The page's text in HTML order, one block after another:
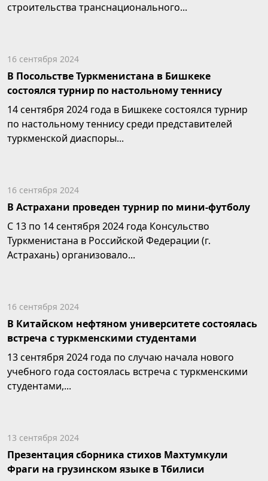
строительства транснационального...
16 сентября 2024
В Посольстве Туркменистана в Бишкеке
состоялся турнир по настольному теннису
14 сентября 2024 года в Бишкеке состоялся турнир
по настольному теннису среди представителей
туркменской диаспоры...
16 сентября 2024
В Астрахани проведен турнир по мини-футболу
С 13 по 14 сентября 2024 года Консульство
Туркменистана в Российской Федерации (г.
Астрахань) организовало...
16 сентября 2024
В Китайском нефтяном университете состоялась
встреча с туркменскими студентами
13 сентября 2024 года по случаю начала нового
учебного года состоялась встреча с туркменскими
студентами,...
13 сентября 2024
Презентация сборника стихов Махтумкули
Фраги на грузинском языке в Тбилиси